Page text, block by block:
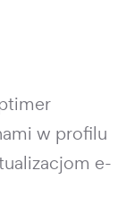
w profilu
e-